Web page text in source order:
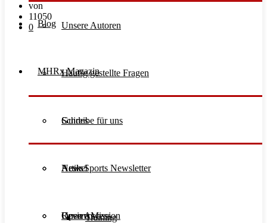
Unsere Autoren
Häufig gestellte Fragen
Schreibe für uns
Aesir Sports Newsletter
Unsere Mission
Blog
Guides
Training
Artikel
Reviews
MHRx Magazin
News
Open Access
von
11050
0